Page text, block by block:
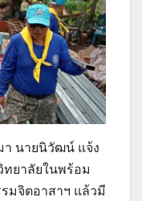
า นายนิวัฒน์ แจ้ง
ทยาลัยในพร้อม
มจิตอาสาฯ แล้วมี